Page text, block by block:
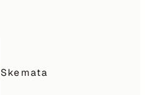
Skemata